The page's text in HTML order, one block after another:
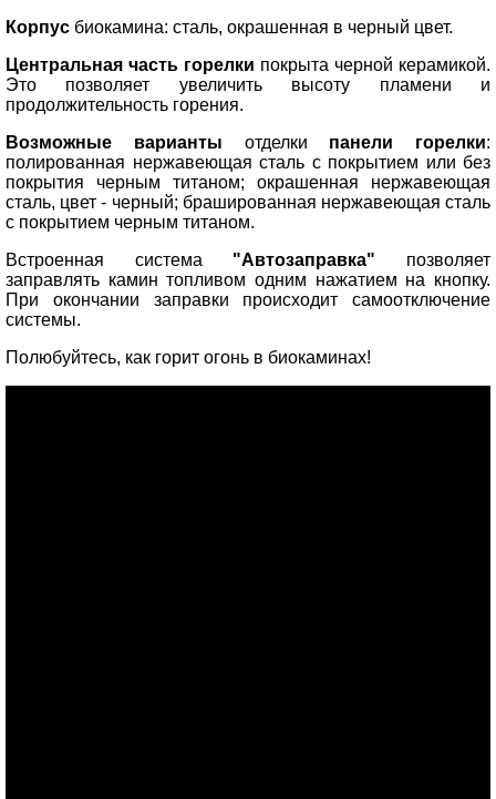
Корпус биокамина: сталь, окрашенная в черный цвет.
Центральная часть горелки покрыта черной керамикой.
Это позволяет увеличить высоту пламени и
продолжительность горения.
Возможные варианты отделки панели горелки:
полированная нержавеющая сталь с покрытием или без
покрытия черным титаном; окрашенная нержавеющая
сталь, цвет - черный; брашированная нержавеющая сталь
с покрытием черным титаном.
Встроенная система "Автозаправка" позволяет
заправлять камин топливом одним нажатием на кнопку.
При окончании заправки происходит самоотключение
системы.
Полюбуйтесь, как горит огонь в биокаминах!